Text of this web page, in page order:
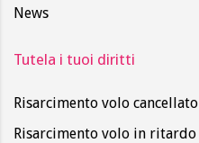
News
Tutela i tuoi diritti
Risarcimento volo cancellato
Risarcimento volo in ritardo